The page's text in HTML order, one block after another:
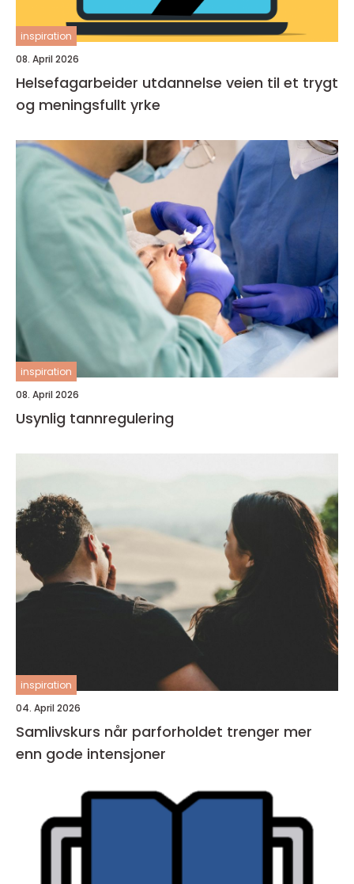
inspiration
08. April 2026
Helsefagarbeider utdannelse veien til et trygt
og meningsfullt yrke
inspiration
08. April 2026
Usynlig tannregulering
inspiration
04. April 2026
Samlivskurs når parforholdet trenger mer
enn gode intensjoner